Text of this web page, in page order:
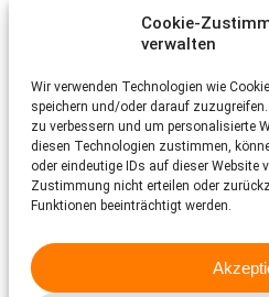
Cookie-
verwalten
Wir verwenden Technologien wie
speichern und/oder darauf
zu verbessern und um personalisierte
diesen Technologien zustimmen,
oder eindeutige IDs auf dieser Website
Zustimmung nicht erteilen oder
Funktionen beeinträchtigt werden.
Tiere brauchen Hilfe – auch Ihre.
Unterstützen Sie die Arbeit des
Schweizer Tierschutz STS.
Jetzt spenden
Schweizer Tierschutz STS
CH-4053 Basel